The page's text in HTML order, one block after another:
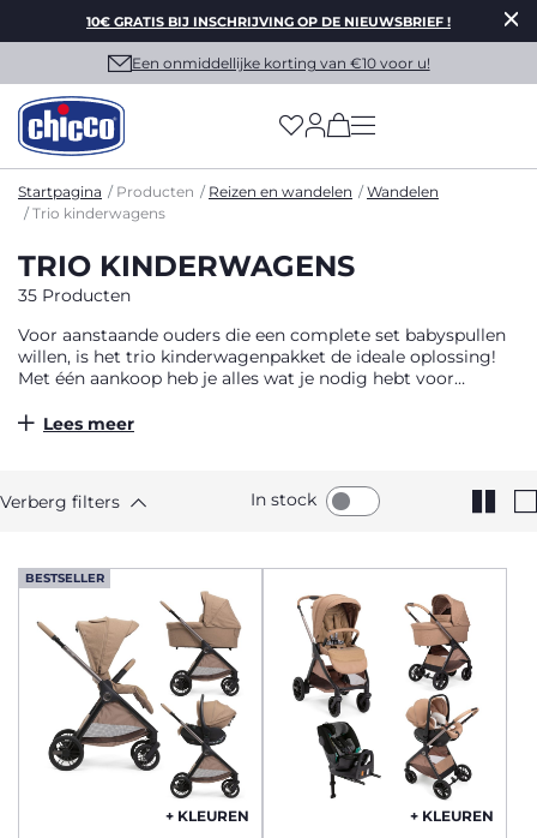
10€ GRATIS BIJ INSCHRIJVING OP DE NIEUWSBRIEF !
Een onmiddellijke korting van €10 voor u!
(has more options
Startpagina Producten Reizen en wandelen
Wandelen
Trio kinderwagens
TRIO KINDERWAGENS
35 Producten
Voor aanstaande ouders die een complete set babyspullen
willen, is het trio kinderwagenpakket de ideale oplossing!
Met één aankoop heb je alles wat je nodig hebt voor
Lees meer
Verberg filters In stock
BESTSELLER
+ KLEUREN + KLEUREN